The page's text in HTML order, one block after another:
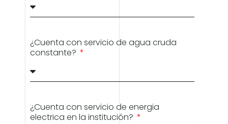
¿Cuenta con servicio de agua cruda
constante?
¿Cuenta con servicio de energia
electrica en la institución?